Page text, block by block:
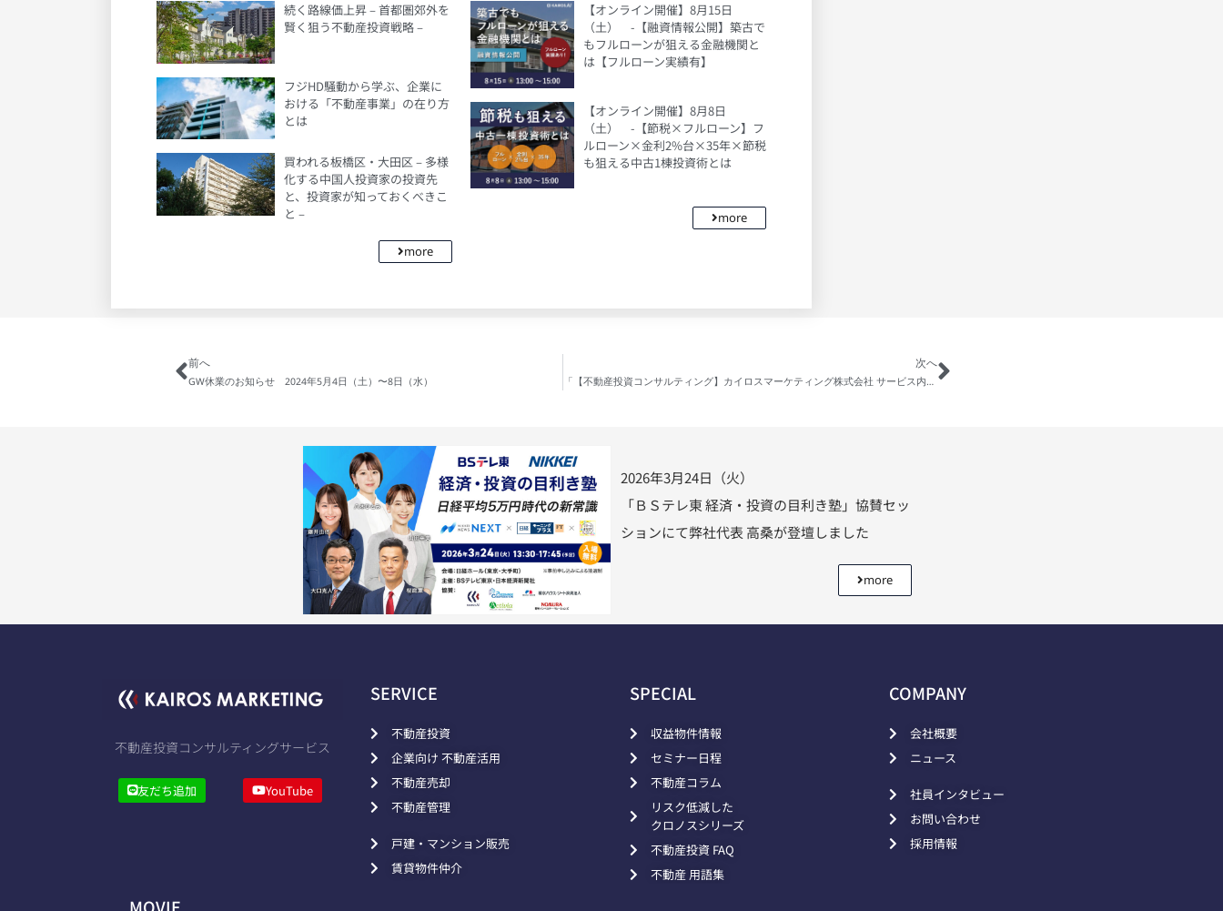
続く路線価上昇 – 首都圏郊外を
賢く狙う不動産投資戦略 –
フジHD騒動から学ぶ、企業に
おける「不動産事業」の在り方
とは
買われる板橋区・大田区 – 多様
化する中国人投資家の投資先
と、投資家が知っておくべきこ
と –
more
【オンライン開催】8月15日
（土） -【融資情報公開】築古で
もフルローンが狙える金融機関と
は【フルローン実績有】
【オンライン開催】8月8日
（土） -【節税×フルローン】フ
ルローン×金利2%台×35年×節税
も狙える中古1棟投資術とは
more
前へ
GW休業のお知らせ 2024年5月4日（土）〜8日（水）
次へ
「【不動産投資コンサルティング】カイロスマーケティング株式会社 サービス内容紹介」の動画を公開しました
2026年3月24日（火）
「ＢＳテレ東 経済・投資の目利き塾」協賛セッ
ションにて弊社代表 高桑が登壇しました
more
不動産投資コンサルティングサービス
友だち追加 YouTube
SERVICE
不動産投資
企業向け 不動産活用
不動産売却
不動産管理
戸建・マンション販売
賃貸物件仲介
SPECIAL
収益物件情報
セミナー日程
不動産コラム
リスク低減した
クロノスシリーズ
不動産投資 FAQ
不動産 用語集
COMPANY
会社概要
ニュース
社員インタビュー
お問い合わせ
採用情報
MOVIE